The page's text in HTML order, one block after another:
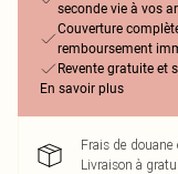
seconde vie à vos
Couverture
remboursement
Revente gratuite et
En savoir plus
Frais de
Livraison à